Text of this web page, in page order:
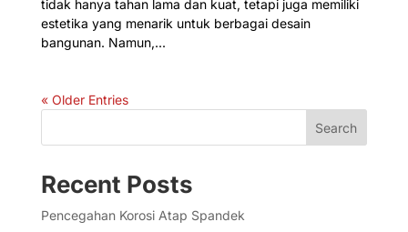
tidak hanya tahan lama dan kuat, tetapi juga memiliki
estetika yang menarik untuk berbagai desain
bangunan. Namun,...
« Older Entries
Search
Recent Posts
Pencegahan Korosi Atap Spandek